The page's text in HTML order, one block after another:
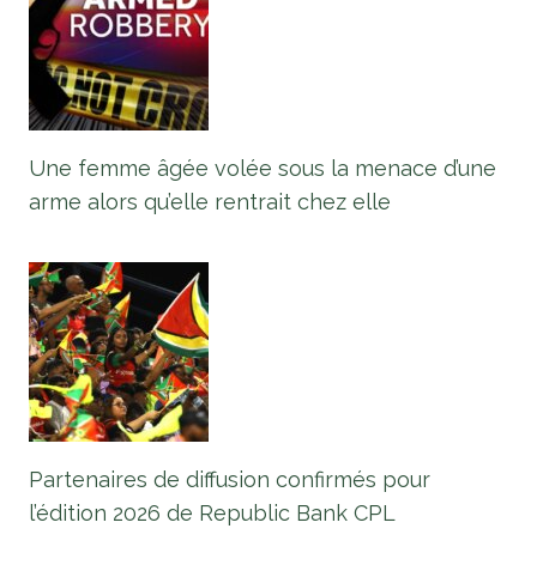
Une femme âgée volée sous la menace d’une
arme alors qu’elle rentrait chez elle
Partenaires de diffusion confirmés pour
l’édition 2026 de Republic Bank CPL